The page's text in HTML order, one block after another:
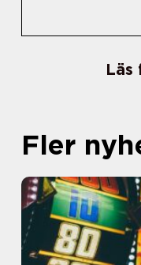
Läs
Fler